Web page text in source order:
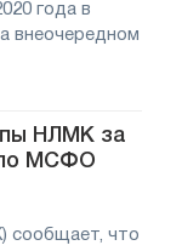
года в
внеочередном
НЛМК за
по МСФО
сообщает, что